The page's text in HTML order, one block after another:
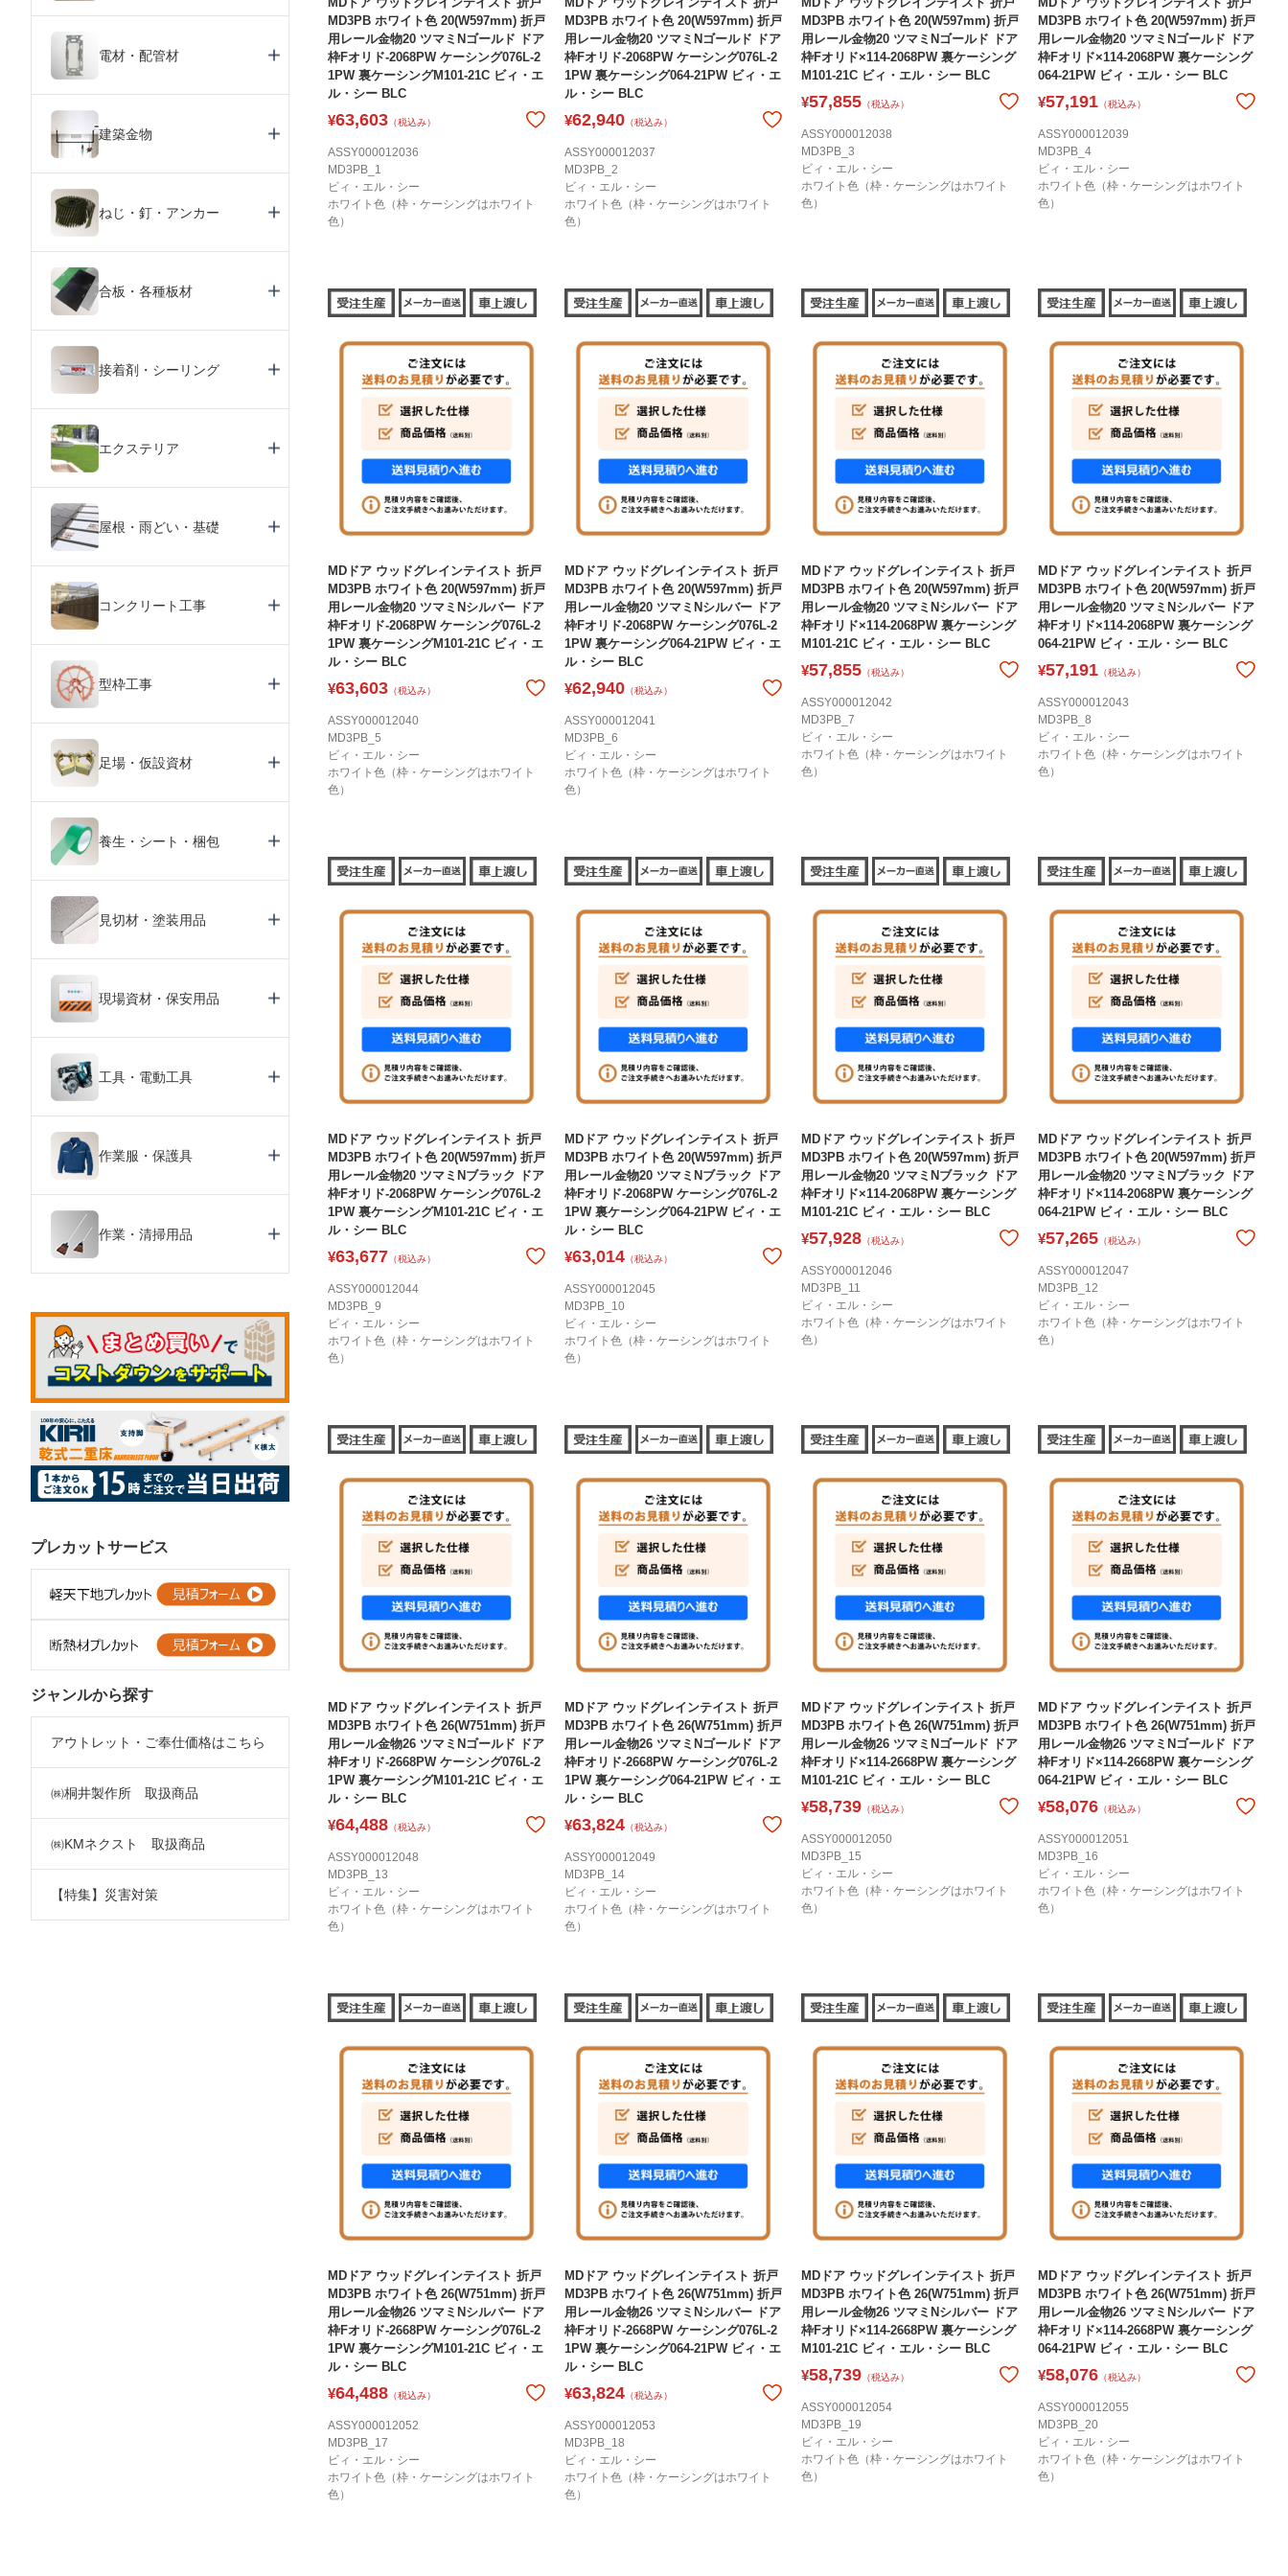
MD3PB ホワイト色 20(W597mm) 折戸
用レール金物20 ツマミNゴールド ドア
枠Fオリド-2068PW ケーシング076L-2
1PW 裏ケーシングM101-21C ビィ・エ
ル・シー BLC
¥63,603 （税込み）
ASSY000012036
MD3PB_1
ビィ・エル・シー
ホワイト色（枠・ケーシングはホワイト
色）
MD3PB ホワイト色 20(W597mm) 折戸
用レール金物20 ツマミNゴールド ドア
枠Fオリド-2068PW ケーシング076L-2
1PW 裏ケーシング064-21PW ビィ・エ
ル・シー BLC
¥62,940 （税込み）
ASSY000012037
MD3PB_2
ビィ・エル・シー
ホワイト色（枠・ケーシングはホワイト
色）
MD3PB ホワイト色 20(W597mm) 折戸
用レール金物20 ツマミNゴールド ドア
枠Fオリド×114-2068PW 裏ケーシング
M101-21C ビィ・エル・シー BLC
¥57,855 （税込み）
ASSY000012038
MD3PB_3
ビィ・エル・シー
ホワイト色（枠・ケーシングはホワイト
色）
MD3PB ホワイト色 20(W597mm) 折戸
用レール金物20 ツマミNゴールド ドア
枠Fオリド×114-2068PW 裏ケーシング
064-21PW ビィ・エル・シー BLC
¥57,191 （税込み）
ASSY000012039
MD3PB_4
ビィ・エル・シー
ホワイト色（枠・ケーシングはホワイト
色）
MDドア ウッドグレインテイスト 折戸
MD3PB ホワイト色 20(W597mm) 折戸
用レール金物20 ツマミNシルバー ドア
枠Fオリド-2068PW ケーシング076L-2
1PW 裏ケーシングM101-21C ビィ・エ
ル・シー BLC
¥63,603 （税込み）
ASSY000012040
MD3PB_5
ビィ・エル・シー
ホワイト色（枠・ケーシングはホワイト
色）
MDドア ウッドグレインテイスト 折戸
MD3PB ホワイト色 20(W597mm) 折戸
用レール金物20 ツマミNシルバー ドア
枠Fオリド-2068PW ケーシング076L-2
1PW 裏ケーシング064-21PW ビィ・エ
ル・シー BLC
¥62,940 （税込み）
ASSY000012041
MD3PB_6
ビィ・エル・シー
ホワイト色（枠・ケーシングはホワイト
色）
MDドア ウッドグレインテイスト 折戸
MD3PB ホワイト色 20(W597mm) 折戸
用レール金物20 ツマミNシルバー ドア
枠Fオリド×114-2068PW 裏ケーシング
M101-21C ビィ・エル・シー BLC
¥57,855 （税込み）
ASSY000012042
MD3PB_7
ビィ・エル・シー
ホワイト色（枠・ケーシングはホワイト
色）
MDドア ウッドグレインテイスト 折戸
MD3PB ホワイト色 20(W597mm) 折戸
用レール金物20 ツマミNシルバー ドア
枠Fオリド×114-2068PW 裏ケーシング
064-21PW ビィ・エル・シー BLC
¥57,191 （税込み）
ASSY000012043
MD3PB_8
ビィ・エル・シー
ホワイト色（枠・ケーシングはホワイト
色）
MDドア ウッドグレインテイスト 折戸
MD3PB ホワイト色 20(W597mm) 折戸
用レール金物20 ツマミNブラック ドア
枠Fオリド-2068PW ケーシング076L-2
1PW 裏ケーシングM101-21C ビィ・エ
ル・シー BLC
¥63,677 （税込み）
ASSY000012044
MD3PB_9
ビィ・エル・シー
ホワイト色（枠・ケーシングはホワイト
色）
MDドア ウッドグレインテイスト 折戸
MD3PB ホワイト色 20(W597mm) 折戸
用レール金物20 ツマミNブラック ドア
枠Fオリド-2068PW ケーシング076L-2
1PW 裏ケーシング064-21PW ビィ・エ
ル・シー BLC
¥63,014 （税込み）
ASSY000012045
MD3PB_10
ビィ・エル・シー
ホワイト色（枠・ケーシングはホワイト
色）
MDドア ウッドグレインテイスト 折戸
MD3PB ホワイト色 20(W597mm) 折戸
用レール金物20 ツマミNブラック ドア
枠Fオリド×114-2068PW 裏ケーシング
M101-21C ビィ・エル・シー BLC
¥57,928 （税込み）
ASSY000012046
MD3PB_11
ビィ・エル・シー
ホワイト色（枠・ケーシングはホワイト
色）
MDドア ウッドグレインテイスト 折戸
MD3PB ホワイト色 20(W597mm) 折戸
用レール金物20 ツマミNブラック ドア
枠Fオリド×114-2068PW 裏ケーシング
064-21PW ビィ・エル・シー BLC
¥57,265 （税込み）
ASSY000012047
MD3PB_12
ビィ・エル・シー
ホワイト色（枠・ケーシングはホワイト
色）
MDドア ウッドグレインテイスト 折戸
MD3PB ホワイト色 26(W751mm) 折戸
用レール金物26 ツマミNゴールド ドア
枠Fオリド-2668PW ケーシング076L-2
1PW 裏ケーシングM101-21C ビィ・エ
ル・シー BLC
¥64,488 （税込み）
ASSY000012048
MD3PB_13
ビィ・エル・シー
ホワイト色（枠・ケーシングはホワイト
色）
MDドア ウッドグレインテイスト 折戸
MD3PB ホワイト色 26(W751mm) 折戸
用レール金物26 ツマミNゴールド ドア
枠Fオリド-2668PW ケーシング076L-2
1PW 裏ケーシング064-21PW ビィ・エ
ル・シー BLC
¥63,824 （税込み）
ASSY000012049
MD3PB_14
ビィ・エル・シー
ホワイト色（枠・ケーシングはホワイト
色）
MDドア ウッドグレインテイスト 折戸
MD3PB ホワイト色 26(W751mm) 折戸
用レール金物26 ツマミNゴールド ドア
枠Fオリド×114-2668PW 裏ケーシング
M101-21C ビィ・エル・シー BLC
¥58,739 （税込み）
ASSY000012050
MD3PB_15
ビィ・エル・シー
ホワイト色（枠・ケーシングはホワイト
色）
MDドア ウッドグレインテイスト 折戸
MD3PB ホワイト色 26(W751mm) 折戸
用レール金物26 ツマミNゴールド ドア
枠Fオリド×114-2668PW 裏ケーシング
064-21PW ビィ・エル・シー BLC
¥58,076 （税込み）
ASSY000012051
MD3PB_16
ビィ・エル・シー
ホワイト色（枠・ケーシングはホワイト
色）
MDドア ウッドグレインテイスト 折戸
MD3PB ホワイト色 26(W751mm) 折戸
用レール金物26 ツマミNシルバー ドア
枠Fオリド-2668PW ケーシング076L-2
1PW 裏ケーシングM101-21C ビィ・エ
ル・シー BLC
¥64,488 （税込み）
ASSY000012052
MD3PB_17
ビィ・エル・シー
ホワイト色（枠・ケーシングはホワイト
色）
MDドア ウッドグレインテイスト 折戸
MD3PB ホワイト色 26(W751mm) 折戸
用レール金物26 ツマミNシルバー ドア
枠Fオリド-2668PW ケーシング076L-2
1PW 裏ケーシング064-21PW ビィ・エ
ル・シー BLC
¥63,824 （税込み）
ASSY000012053
MD3PB_18
ビィ・エル・シー
ホワイト色（枠・ケーシングはホワイト
色）
MDドア ウッドグレインテイスト 折戸
MD3PB ホワイト色 26(W751mm) 折戸
用レール金物26 ツマミNシルバー ドア
枠Fオリド×114-2668PW 裏ケーシング
M101-21C ビィ・エル・シー BLC
¥58,739 （税込み）
ASSY000012054
MD3PB_19
ビィ・エル・シー
ホワイト色（枠・ケーシングはホワイト
色）
MDドア ウッドグレインテイスト 折戸
MD3PB ホワイト色 26(W751mm) 折戸
用レール金物26 ツマミNシルバー ドア
枠Fオリド×114-2668PW 裏ケーシング
064-21PW ビィ・エル・シー BLC
¥58,076 （税込み）
ASSY000012055
MD3PB_20
ビィ・エル・シー
ホワイト色（枠・ケーシングはホワイト
色）
電材・配管材
建築金物
ねじ・釘・アンカー
合板・各種板材
接着剤・シーリング
エクステリア
屋根・雨どい・基礎
コンクリート工事
型枠工事
足場・仮設資材
養生・シート・梱包
見切材・塗装用品
現場資材・保安用品
工具・電動工具
作業服・保護具
作業・清掃用品
プレカットサービス
ジャンルから探す
アウトレット・ご奉仕価格はこちら
㈱桐井製作所 取扱商品
㈱KMネクスト 取扱商品
【特集】災害対策